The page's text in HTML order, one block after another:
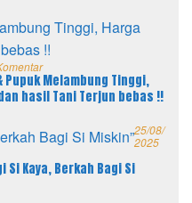
Pupuk Melambung Tinggi,
hasil Tani Terjun bebas !!
25/08/
2025
Si Kaya, Berkah Bagi Si